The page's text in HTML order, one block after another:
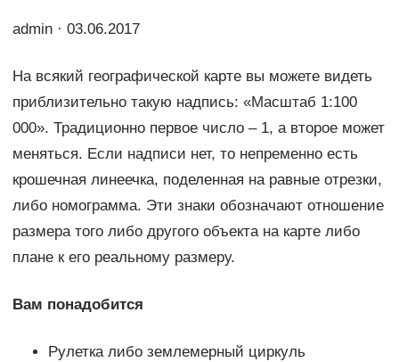
admin · 03.06.2017
На всякий географической карте вы можете видеть
приблизительно такую надпись: «Масштаб 1:100
000». Традиционно первое число – 1, а второе может
меняться. Если надписи нет, то непременно есть
крошечная линеечка, поделенная на равные отрезки,
либо номограмма. Эти знаки обозначают отношение
размера того либо другого объекта на карте либо
плане к его реальному размеру.
Вам понадобится
Рулетка либо землемерный циркуль